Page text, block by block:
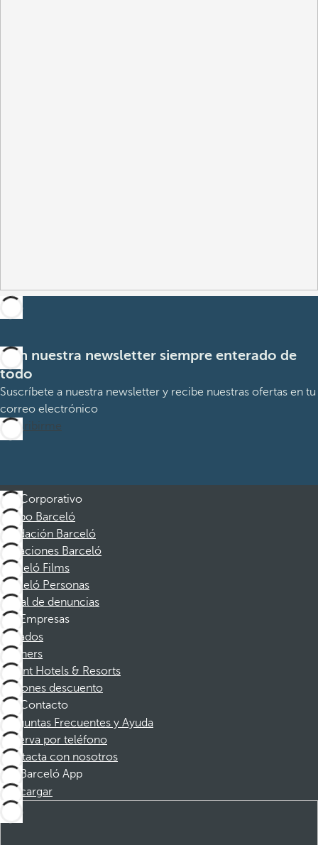
Con nuestra newsletter siempre enterado de
todo
Suscríbete a nuestra newsletter y recibe nuestras ofertas en tu
correo electrónico
Suscribirme
Corporativo
Grupo Barceló
Fundación Barceló
Vacaciones Barceló
Barceló Films
Barceló Personas
Canal de denuncias
Empresas
Afiliados
Partners
Dorint Hotels & Resorts
Cupones descuento
Contacto
Preguntas Frecuentes y Ayuda
Reserva por teléfono
Contacta con nosotros
Barceló App
Descargar